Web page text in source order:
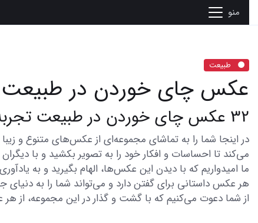
منو
طبیعت
عکس چای خوردن در طبیعت
32 عکس چای خوردن در طبیعت تجربه ای فراموش نشدنی
می‌کند تا احساسات و افکار خود را به تصویر بکشید و با دیگران
ما امیدواریم که با دیدن این عکس‌ها، الهام بگیرید و به
هر عکس داستانی برای گفتن دارد و می‌تواند شما را به دنیای
از شما دعوت می‌کنیم که با گشت و گذار در این مجموعه، از هر